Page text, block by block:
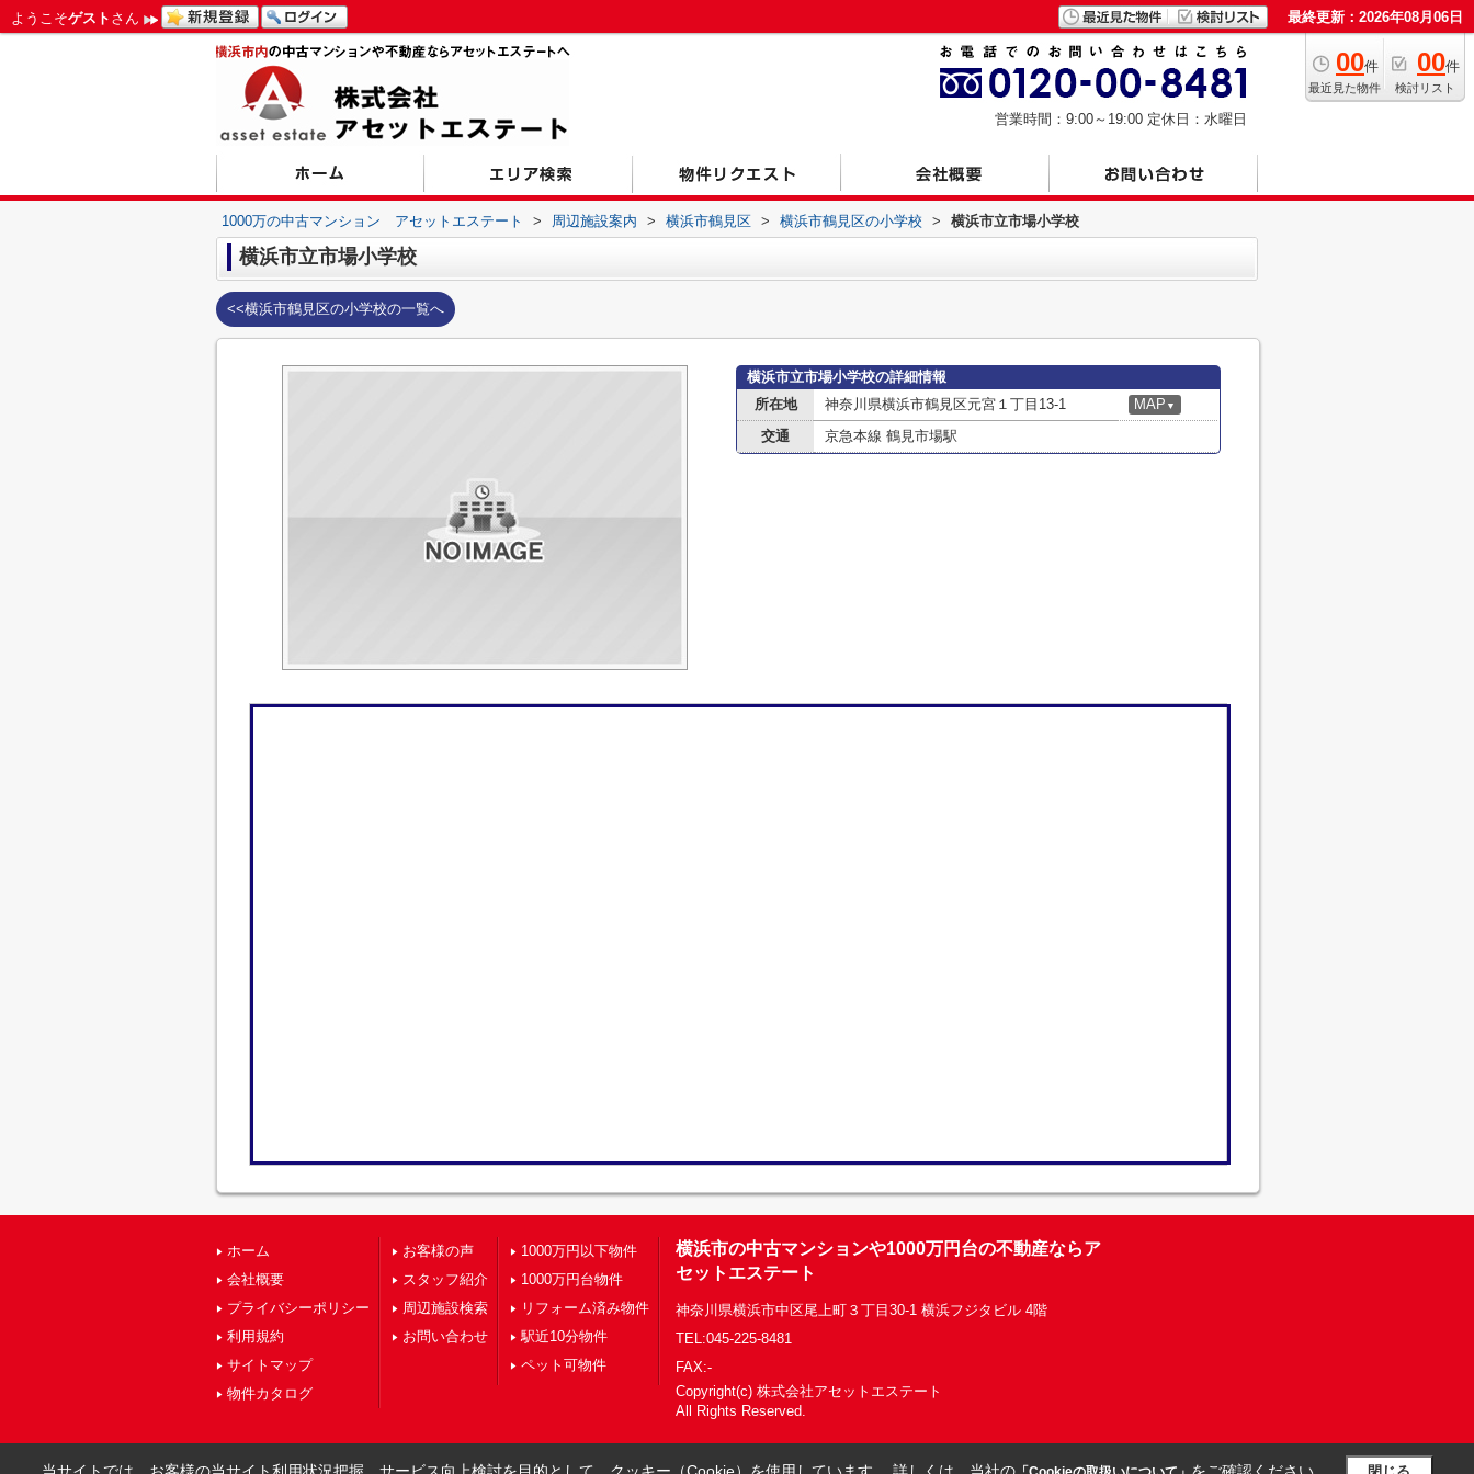
ようこそゲスト さん 最終更新：2026年08月06日
00件
最近見た物件
00件
検討リスト
営業時間：9:00～19:00 定休日：水曜日
1000万の中古マンション アセットエステート > 周辺施設案内 > 横浜市鶴見区 > 横浜市鶴見区の小学校 > 横浜市立市場小学校
横浜市立市場小学校
<<横浜市鶴見区の小学校の一覧へ
横浜市立市場小学校の詳細情報
所在地
神奈川県横浜市鶴見区元宮１丁目13-1 MAP ▼
交通 京急本線 鶴見市場駅
ホーム
会社概要
プライバシーポリシー
利用規約
サイトマップ
物件カタログ
お客様の声
スタッフ紹介
周辺施設検索
お問い合わせ
1000万円以下物件
1000万円台物件
リフォーム済み物件
駅近10分物件
ペット可物件
横浜市の中古マンションや1000万円台の不動産ならア
セットエステート
神奈川県横浜市中区尾上町３丁目30-1 横浜フジタビル 4階
TEL:045-225-8481
FAX:-
Copyright(c) 株式会社アセットエステート
All Rights Reserved.
閉じる